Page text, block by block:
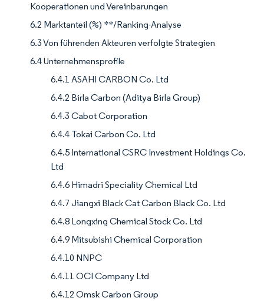
Kooperationen und Vereinbarungen
6.2 Marktanteil (%) **/Ranking-Analyse
6.3 Von führenden Akteuren verfolgte Strategien
6.4 Unternehmensprofile
6.4.1 ASAHI CARBON Co. Ltd
6.4.2 Birla Carbon (Aditya Birla Group)
6.4.3 Cabot Corporation
6.4.4 Tokai Carbon Co. Ltd
6.4.5 International CSRC Investment Holdings Co.
Ltd
6.4.6 Himadri Speciality Chemical Ltd
6.4.7 Jiangxi Black Cat Carbon Black Co. Ltd
6.4.8 Longxing Chemical Stock Co. Ltd
6.4.9 Mitsubishi Chemical Corporation
6.4.10 NNPC
6.4.11 OCI Company Ltd
6.4.12 Omsk Carbon Group